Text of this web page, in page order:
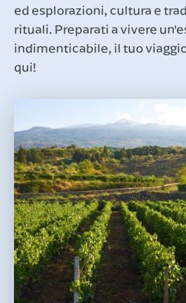
ed esplorazioni, cultura e
rituali. Preparati a vivere
indimenticabile, il tuo
qui!